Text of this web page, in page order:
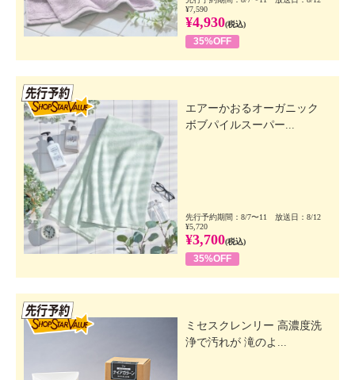
¥7,590
¥4,930(税込)
35%OFF
エアーかおるオーガニック
ボブパイルスーパー...
先行予約期間：8/7〜11 放送日：8/12
¥5,720
¥3,700(税込)
35%OFF
ミセスクレンリー 高濃度洗
浄で汚れが 滝のよ...